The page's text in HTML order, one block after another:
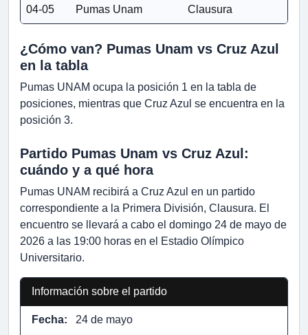
04-05
Pumas Unam
Clausura
¿Cómo van? Pumas Unam vs Cruz Azul
en la tabla
Pumas UNAM ocupa la posición 1 en la tabla de
posiciones, mientras que Cruz Azul se encuentra en la
posición 3.
Partido Pumas Unam vs Cruz Azul:
cuándo y a qué hora
Pumas UNAM recibirá a Cruz Azul en un partido
correspondiente a la Primera División, Clausura. El
encuentro se llevará a cabo el domingo 24 de mayo de
2026 a las 19:00 horas en el Estadio Olímpico
Universitario.
Información sobre el partido
Fecha: 24 de mayo